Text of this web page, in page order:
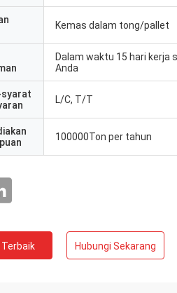
Kemas dalam tong/pallet
Dalam waktu 15 hari kerja
Anda
L/C, T/T
100000Ton per tahun
Terbaik Hubungi Sekarang